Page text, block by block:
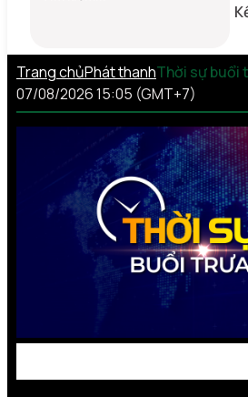
Trang chủPhát thanhThời sự buổi
07/08/2026 15:05 (GMT+7)